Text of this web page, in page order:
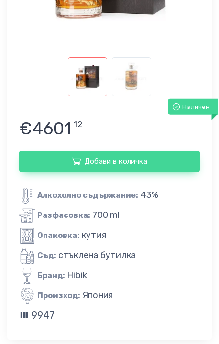
Наличен
€4601 12
Добави в количка
Алкохолно съдържание: 43%
Разфасовка: 700 ml
Опаковка: кутия
Съд: стъклена бутилка
Бранд: Hibiki
Произход: Япония
9947